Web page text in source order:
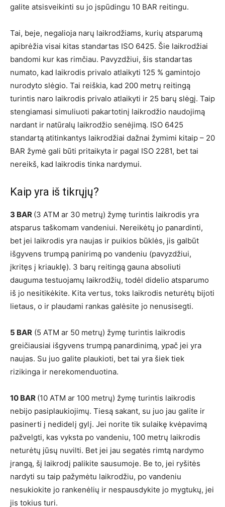
galite atsisveikinti su jo įspūdingu 10 BAR reitingu.
Tai, beje, negalioja narų laikrodžiams, kurių atsparumą
apibrėžia visai kitas standartas ISO 6425. Šie laikrodžiai
bandomi kur kas rimčiau. Pavyzdžiui, šis standartas
numato, kad laikrodis privalo atlaikyti 125 % gamintojo
nurodyto slėgio. Tai reiškia, kad 200 metrų reitingą
turintis naro laikrodis privalo atlaikyti ir 25 barų slėgį. Taip
stengiamasi simuliuoti pakartotinį laikrodžio naudojimą
nardant ir natūralų laikrodžio senėjimą. ISO 6425
standartą atitinkantys laikrodžiai dažnai žymimi kitaip – 20
BAR žymė gali būti pritaikyta ir pagal ISO 2281, bet tai
nereikš, kad laikrodis tinka nardymui.
Kaip yra iš tikrųjų?
3 BAR (3 ATM ar 30 metrų) žymę turintis laikrodis yra
atsparus taškomam vandeniui. Nereikėtų jo panardinti,
bet jei laikrodis yra naujas ir puikios būklės, jis galbūt
išgyvens trumpą panirimą po vandeniu (pavyzdžiui,
įkritęs į kriauklę). 3 barų reitingą gauna absoliuti
dauguma testuojamų laikrodžių, todėl didelio atsparumo
iš jo nesitikėkite. Kita vertus, toks laikrodis neturėtų bijoti
lietaus, o ir plaudami rankas galėsite jo nenusisegti.
5 BAR (5 ATM ar 50 metrų) žymę turintis laikrodis
greičiausiai išgyvens trumpą panardinimą, ypač jei yra
naujas. Su juo galite plaukioti, bet tai yra šiek tiek
rizikinga ir nerekomenduotina.
10 BAR (10 ATM ar 100 metrų) žymę turintis laikrodis
nebijo pasiplaukiojimų. Tiesą sakant, su juo jau galite ir
pasinerti į nedidelį gylį. Jei norite tik sulaikę kvėpavimą
pažvelgti, kas vyksta po vandeniu, 100 metrų laikrodis
neturėtų jūsų nuvilti. Bet jei jau segatės rimtą nardymo
įrangą, šį laikrodį palikite sausumoje. Be to, jei ryšitės
nardyti su taip pažymėtu laikrodžiu, po vandeniu
nesukiokite jo rankenėlių ir nespausdykite jo mygtukų, jei
jis tokius turi.